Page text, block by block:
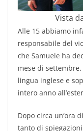
Vista
Alle 15 abbiamo
responsabile del
che Samuele ha
mese di
lingua inglese e
intero anno
Dopo circa un’ora
tanto di